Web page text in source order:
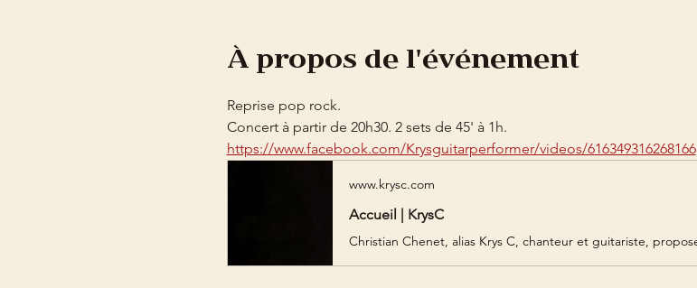
À propos de l'événement
Reprise pop rock.
Concert à partir de 20h30. 2 sets de 45' à 1h.
https://www.facebook.com/Krysguitarperformer/videos/616349316268166
www.krysc.com
Accueil | KrysC